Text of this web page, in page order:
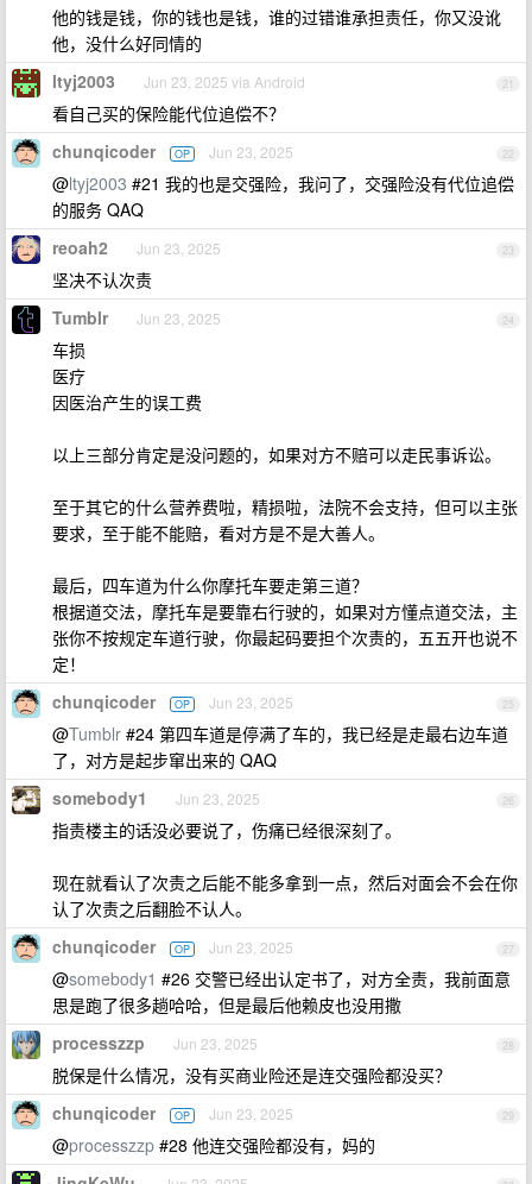
他的钱是钱，你的钱也是钱，谁的过错谁承担责任，你又没讹
他，没什么好同情的
21
ltyj2003 Jun 23, 2025 via Android
看自己买的保险能代位追偿不？
22
chunqicoder OP Jun 23, 2025
@ltyj2003 #21 我的也是交强险，我问了，交强险没有代位追偿
的服务 QAQ
23
reoah2 Jun 23, 2025
坚决不认次责
24
Tumblr Jun 23, 2025
车损
医疗
因医治产生的误工费
以上三部分肯定是没问题的，如果对方不赔可以走民事诉讼。
至于其它的什么营养费啦，精损啦，法院不会支持，但可以主张
要求，至于能不能赔，看对方是不是大善人。
最后，四车道为什么你摩托车要走第三道？
根据道交法，摩托车是要靠右行驶的，如果对方懂点道交法，主
张你不按规定车道行驶，你最起码要担个次责的，五五开也说不
定！
25
chunqicoder OP Jun 23, 2025
@Tumblr #24 第四车道是停满了车的，我已经是走最右边车道
了，对方是起步窜出来的 QAQ
26
somebody1 Jun 23, 2025
指责楼主的话没必要说了，伤痛已经很深刻了。
现在就看认了次责之后能不能多拿到一点，然后对面会不会在你
认了次责之后翻脸不认人。
27
chunqicoder OP Jun 23, 2025
@somebody1 #26 交警已经出认定书了，对方全责，我前面意
思是跑了很多趟哈哈，但是最后他赖皮也没用撒
28
processzzp Jun 23, 2025
脱保是什么情况，没有买商业险还是连交强险都没买？
29
chunqicoder OP Jun 23, 2025
@processzzp #28 他连交强险都没有，妈的